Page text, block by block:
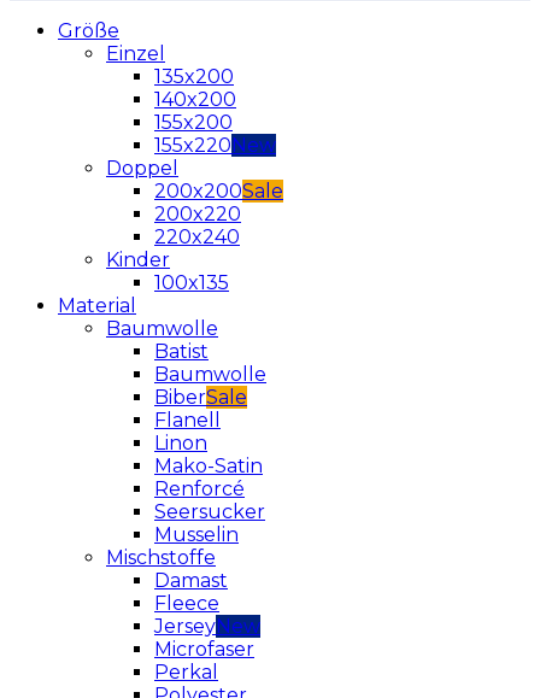
Größe
Einzel
135x200
140x200
155x200
155x220
Doppel
200x200
200x220
220x240
Kinder
100x135
Material
Baumwolle
Batist
Baumwolle
Biber
Flanell
Linon
Mako-Satin
Renforcé
Seersucker
Musselin
Mischstoffe
Damast
Fleece
Jersey
Microfaser
Perkal